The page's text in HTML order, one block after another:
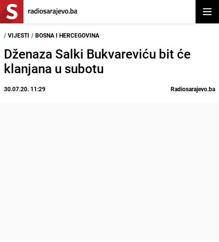
/ VIJESTI / BOSNA I HERCEGOVINA
Dženaza Salki Bukvareviću bit će
klanjana u subotu
30.07.20. 11:29 Radiosarajevo.ba